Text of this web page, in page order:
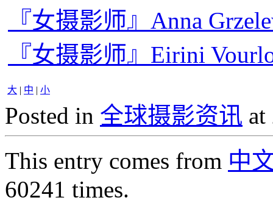
『女摄影师』Anna
『女摄影师』Eirini
大 | 中 | 小
Posted in 全球摄影资讯 at
This entry comes from 中
60241 times.